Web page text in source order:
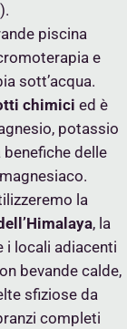
piscina
e
sott’acqua.
chimici ed è
potassio
delle
la
, la
i locali adiacenti
bevande calde,
sfiziose da
completi